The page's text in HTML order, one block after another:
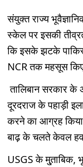
संयुक्त राज्य
स्केल पर इसकी
कि इसके झटके
NCR तक महसूस
तालिबान सरकार के
दूरदराज के पहाड़ी
करने का आग्रह
बाढ़ के चलते केवल
USGS के मु्ताबिक,